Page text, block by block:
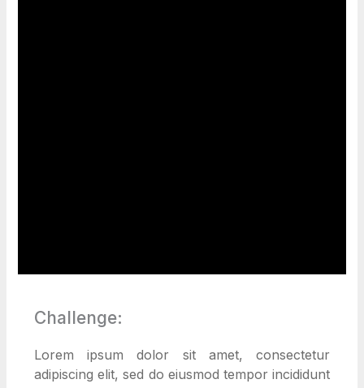
Challenge:
Lorem ipsum dolor sit amet, consectetur
adipiscing elit, sed do eiusmod tempor incididunt